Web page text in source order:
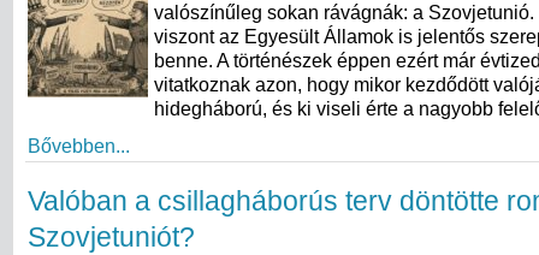
valószínűleg sokan rávágnák: a Szovjetunió.
viszont az Egyesült Államok is jelentős
benne. A történészek éppen ezért már
vitatkoznak azon, hogy mikor kezdődött
hidegháború, és ki viseli érte a nagyobb
Bővebben...
Valóban a csillagháborús terv döntötte
Szovjetuniót?